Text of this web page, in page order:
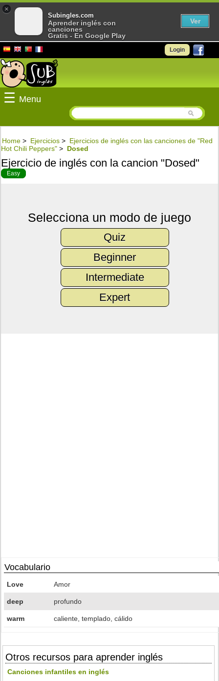
Login
☰ Menu
Home > Ejercicios > Ejercicios de inglés con las canciones de "Red
Hot Chili Peppers" > Dosed
Ejercicio de inglés con la cancion "Dosed"
Easy
Selecciona un modo de juego
Quiz
Beginner
Intermediate
Expert
Vocabulario
Love Amor
deep profundo
warm caliente, templado, cálido
Otros recursos para aprender inglés
Canciones infantiles en inglés
×
Subingles.com
Aprender inglés con
canciones
Gratis - En Google Play
Ver